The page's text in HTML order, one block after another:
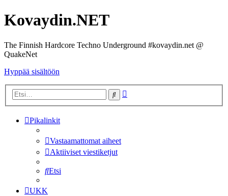
Kovaydin.NET
The Finnish Hardcore Techno Underground #kovaydin.net @
QuakeNet
Hyppää sisältöön
Etsi
Pikalinkit
Vastaamattomat aiheet
Aktiiviset viestiketjut
Etsi
UKK